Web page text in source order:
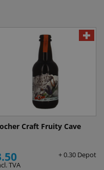
Craft Fruity Cave
+ 0.30 Depot
TVA